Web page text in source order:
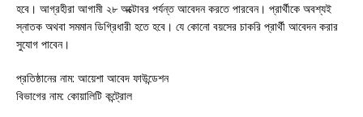
হবে। আগ্রহীরা আগামী ২৮ অক্টোবর পর্যন্ত আবেদন করতে পারবেন। প্রার্থীকে অবশ্যই
স্নাতক অথবা সমমান ডিগ্রিধারী হতে হবে। যে কোনো বয়সের চাকরি প্রার্থী আবেদন করার
সুযোগ পাবেন।
প্রতিষ্ঠানের নাম: আয়েশা আবেদ ফাউন্ডেশন
বিভাগের নাম: কোয়ালিটি কন্ট্রোল